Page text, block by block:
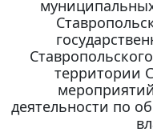
территории
деятельности по